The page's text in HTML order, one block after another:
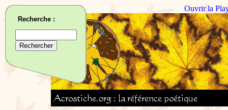
Ouvrir la
Recherche :